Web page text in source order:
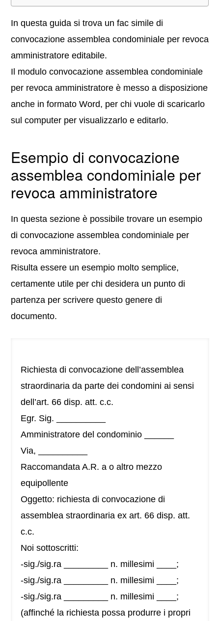
In questa guida si trova un fac simile di
convocazione assemblea condominiale per revoca
amministratore editabile.
Il modulo convocazione assemblea condominiale
per revoca amministratore è messo a disposizione
anche in formato Word, per chi vuole di scaricarlo
sul computer per visualizzarlo e editarlo.
Esempio di convocazione
assemblea condominiale per
revoca amministratore
In questa sezione è possibile trovare un esempio
di convocazione assemblea condominiale per
revoca amministratore.
Risulta essere un esempio molto semplice,
certamente utile per chi desidera un punto di
partenza per scrivere questo genere di
documento.
Richiesta di convocazione dell’assemblea
straordinaria da parte dei condomini ai sensi
dell’art. 66 disp. att. c.c.
Egr. Sig. __________
Amministratore del condominio ______
Via, __________
Raccomandata A.R. a o altro mezzo
equipollente
Oggetto: richiesta di convocazione di
assemblea straordinaria ex art. 66 disp. att.
c.c.
Noi sottoscritti:
-sig./sig.ra _________ n. millesimi ____;
-sig./sig.ra _________ n. millesimi ____;
-sig./sig.ra _________ n. millesimi ____;
(affinché la richiesta possa produrre i propri